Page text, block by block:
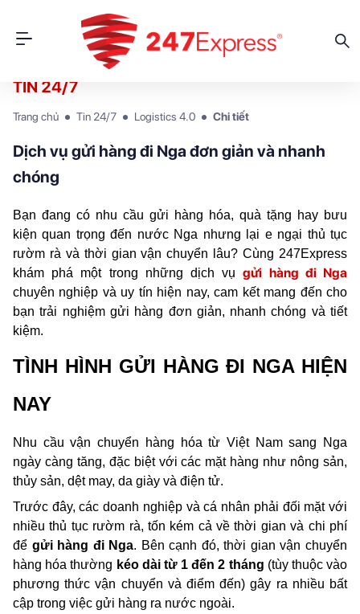
TIN 24/7
Trang chủ Tin 24/7 Logistics 4.0 Chi tiết
Dịch vụ gửi hàng đi Nga đơn giản và nhanh
chóng
Bạn đang có nhu cầu gửi hàng hóa, quà tặng hay bưu
kiện quan trọng đến nước Nga nhưng lại e ngại thủ tục
rườm rà và thời gian vận chuyển lâu? Cùng 247Express
khám phá một trong những dịch vụ
gửi hàng đi Nga
chuyên nghiệp và uy tín hiện nay, cam kết mang đến cho
bạn trải nghiệm gửi hàng đơn giản, nhanh chóng và tiết
kiệm.
TÌNH HÌNH GỬI HÀNG ĐI NGA HIỆN
NAY
Nhu cầu vận chuyển hàng hóa từ Việt Nam sang Nga
ngày càng tăng, đặc biệt với các mặt hàng như nông sản,
thủy sản, dệt may, da giày và điện tử.
Trước đây, các doanh nghiệp và cá nhân phải đối mặt với
nhiều thủ tục rườm rà, tốn kém cả về thời gian và chi phí
để gửi hàng đi Nga. Bên cạnh đó, thời gian vận chuyển
hàng hóa thường kéo dài từ 1 đến 2 tháng (tùy thuộc vào
phương thức vận chuyển và điểm đến) gây ra nhiều bất
cập trong việc gửi hàng ra nước ngoài.